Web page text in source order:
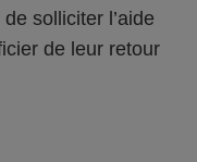
solliciter l’aide
de leur retour